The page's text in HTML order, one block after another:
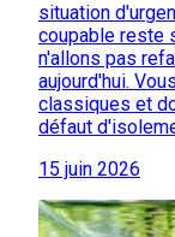
situation
coupable reste
n'allons pas
aujourd'hui.
classiques et
défaut
15 juin 2026